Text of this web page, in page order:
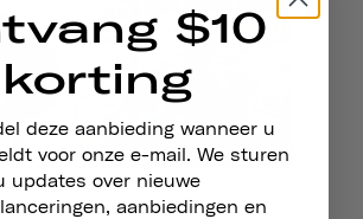
$10
korting
deze aanbieding wanneer u
voor onze e-mail. We sturen
updates over nieuwe
aanbiedingen en